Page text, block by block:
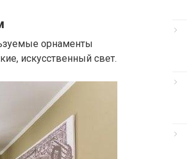
орнаменты
искусственный свет.